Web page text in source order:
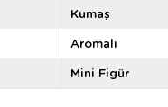
Kumaş
Aromalı
Mini Figür